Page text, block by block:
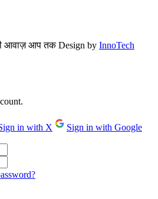
आवाज़ आप तक Design by InnoTech
in with X
Sign in with Google